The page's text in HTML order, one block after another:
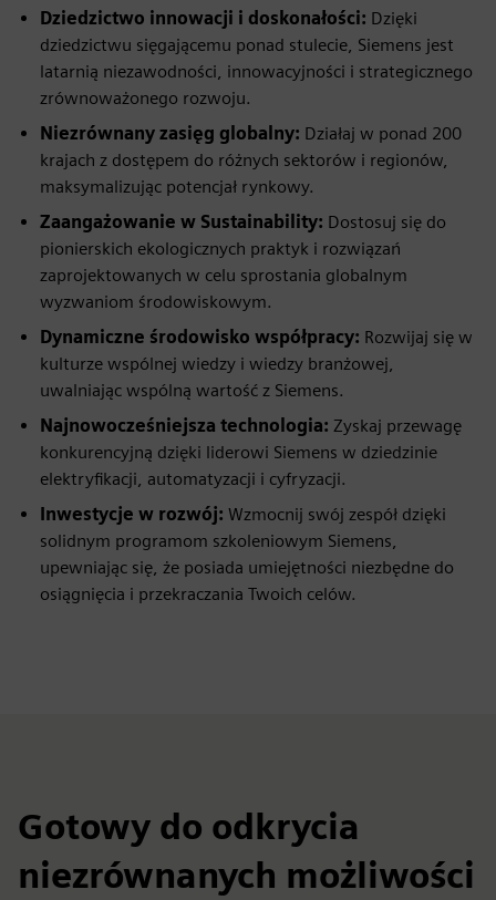
Dziedzictwo innowacji i doskonałości: Dzięki
dziedzictwu sięgającemu ponad stulecie, Siemens jest
latarnią niezawodności, innowacyjności i strategicznego
zrównoważonego rozwoju.
Niezrównany zasięg globalny: Działaj w ponad 200
krajach z dostępem do różnych sektorów i regionów,
maksymalizując potencjał rynkowy.
Zaangażowanie w Sustainability: Dostosuj się do
pionierskich ekologicznych praktyk i rozwiązań
zaprojektowanych w celu sprostania globalnym
wyzwaniom środowiskowym.
Dynamiczne środowisko współpracy: Rozwijaj się w
kulturze wspólnej wiedzy i wiedzy branżowej,
uwalniając wspólną wartość z Siemens.
Najnowocześniejsza technologia: Zyskaj przewagę
konkurencyjną dzięki liderowi Siemens w dziedzinie
elektryfikacji, automatyzacji i cyfryzacji.
Inwestycje w rozwój: Wzmocnij swój zespół dzięki
solidnym programom szkoleniowym Siemens,
upewniając się, że posiada umiejętności niezbędne do
osiągnięcia i przekraczania Twoich celów.
Gotowy do odkrycia
niezrównanych możliwości